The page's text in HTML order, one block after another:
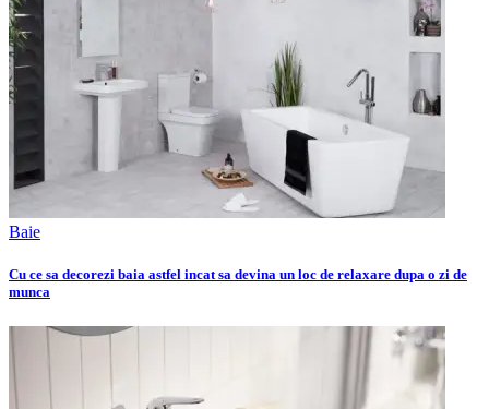
Baie
Cu ce sa decorezi baia astfel incat sa devina un loc de relaxare dupa o zi de
munca